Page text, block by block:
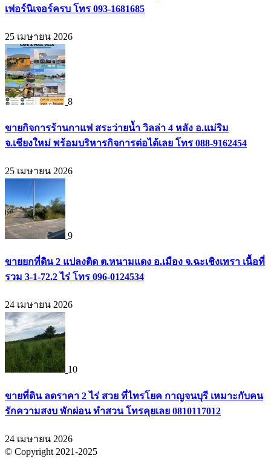
เฟอร์นิเจอร์ครบ โทร 093-1681685
25 เมษายน 2026
8
ขายกิจการร้านกาแฟ สระว่ายน้ำ วิลล่า 4 หลัง อ.แม่ริม
จ.เชียงใหม่ พร้อมบริหารกิจการต่อได้เลย โทร 088-9162454
25 เมษายน 2026
9
ขายยกที่ดิน 2 แปลงติด ต.หนามแดง อ.เมือง จ.ฉะเชิงเทรา เนื้อที่
รวม 3-1-72.2 ไร่ โทร 096-0124534
24 เมษายน 2026
10
ขายที่ดิน ลดราคา 2 ไร่ สวย ที่ไทรโยค กาญจนบุรี เหมาะกับคน
รักความสงบ พักผ่อน ทำสวน โทรคุยเลย 0810117012
24 เมษายน 2026
© Copyright 2021-2025